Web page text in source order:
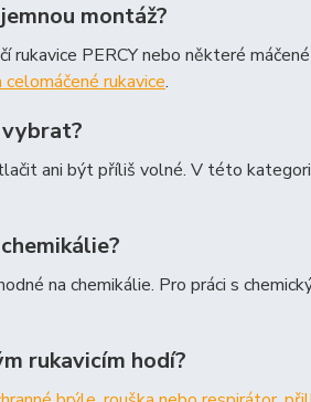
montáž?
rukavice PERCY nebo některé
rukavice.
ani být příliš volné. V této
na chemikálie. Pro práci s
rukavicím hodí?